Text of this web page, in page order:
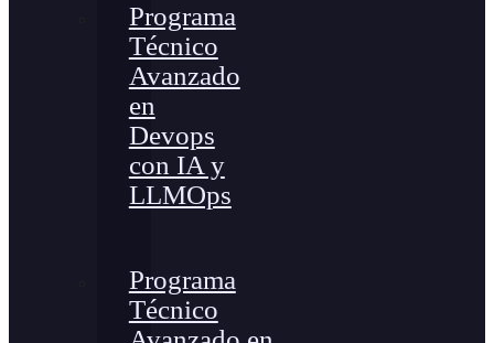
Programa
Técnico
Avanzado
en
Devops
con IA y
LLMOps
Programa
Técnico